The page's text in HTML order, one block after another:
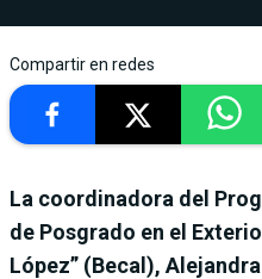
Compartir en redes
La coordinadora del
de Posgrado en el
López” (Becal),